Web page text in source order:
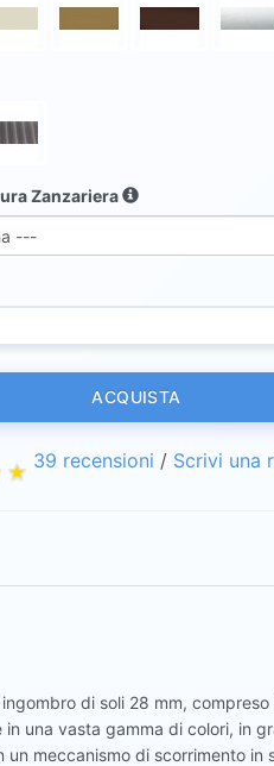
Zanzariera
ACQUISTA
39 recensioni / Scrivi una
di soli 28 mm, compreso
una vasta gamma di colori, in
meccanismo di scorrimento in